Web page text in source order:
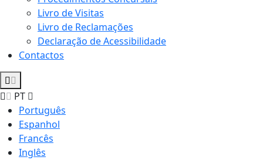
Livro de Visitas
Livro de Reclamações
Declaração de Acessibilidade
Contactos
PT
Português
Espanhol
Francês
Inglês